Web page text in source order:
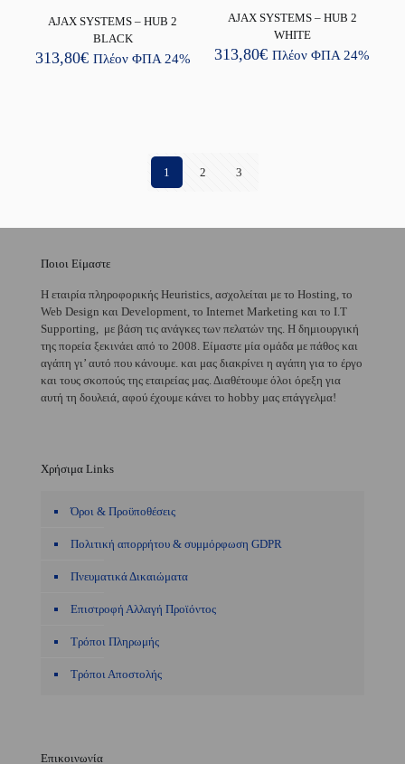
AJAX SYSTEMS – HUB 2
BLACK
313,80€ Πλέον ΦΠΑ 24%
AJAX SYSTEMS – HUB 2
WHITE
313,80€ Πλέον ΦΠΑ 24%
1 2 3
Ποιοι Είμαστε
H εταιρία πληροφορικής Heuristics, ασχολείται με το Hosting, το
Web Design και Development, το Internet Marketing και το I.T
Supporting, με βάση τις ανάγκες των πελατών της. Η δημιουργική
της πορεία ξεκινάει από το 2008. Είμαστε μία ομάδα με πάθος και
αγάπη γι’ αυτό που κάνουμε. και μας διακρίνει η αγάπη για το έργο
και τους σκοπούς της εταιρείας μας. Διαθέτουμε όλοι όρεξη για
αυτή τη δουλειά, αφού έχουμε κάνει το hobby μας επάγγελμα!
Χρήσιμα Links
Όροι & Προϋποθέσεις
Πολιτική απορρήτου & συμμόρφωση GDPR
Πνευματικά Δικαιώματα
Επιστροφή Αλλαγή Προϊόντος
Τρόποι Πληρωμής
Τρόποι Αποστολής
Επικοινωνία